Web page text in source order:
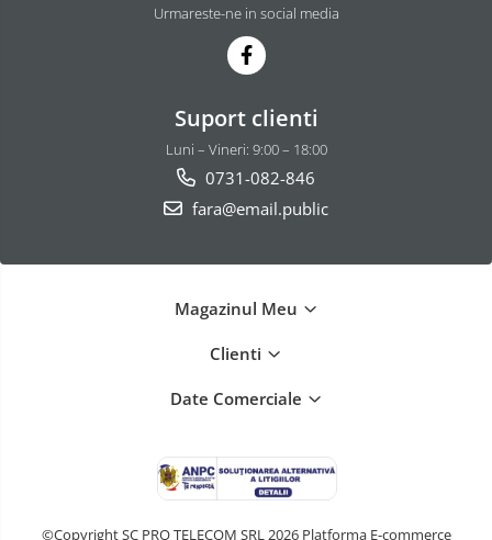
Urmareste-ne in social media
Suport clienti
Luni – Vineri: 9:00 – 18:00
0731-082-846
fara@email.public
Magazinul Meu
Clienti
Date Comerciale
©Copyright SC PRO TELECOM SRL 2026 Platforma E-commerce